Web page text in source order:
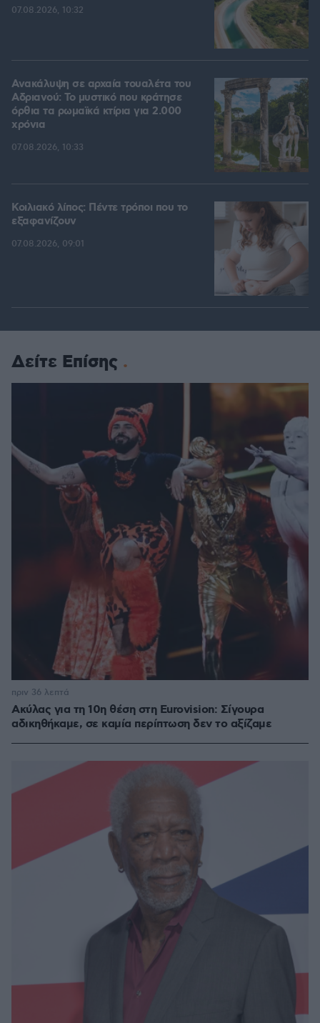
07.08.2026, 10:32
Ανακάλυψη σε αρχαία τουαλέτα του
Αδριανού: Το μυστικό που κράτησε
όρθια τα ρωμαϊκά κτίρια για 2.000
χρόνια
07.08.2026, 10:33
Κοιλιακό λίπος: Πέντε τρόποι που το
εξαφανίζουν
07.08.2026, 09:01
Δείτε Επίσης
Ακύλας για τη 10η θέση στη Eurovision: Σίγουρα
αδικηθήκαμε, σε καμία περίπτωση δεν το αξίζαμε
πριν 36 λεπτά